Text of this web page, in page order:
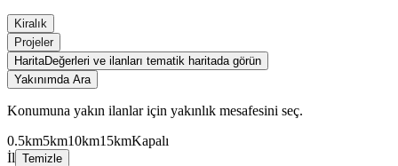
Kiralık
Projeler
HaritaDeğerleri ve ilanları tematik haritada görün
Yakınımda Ara
Konumuna yakın ilanlar için yakınlık mesafesini seç.
0.5km5km10km15kmKapalı
İl Temizle